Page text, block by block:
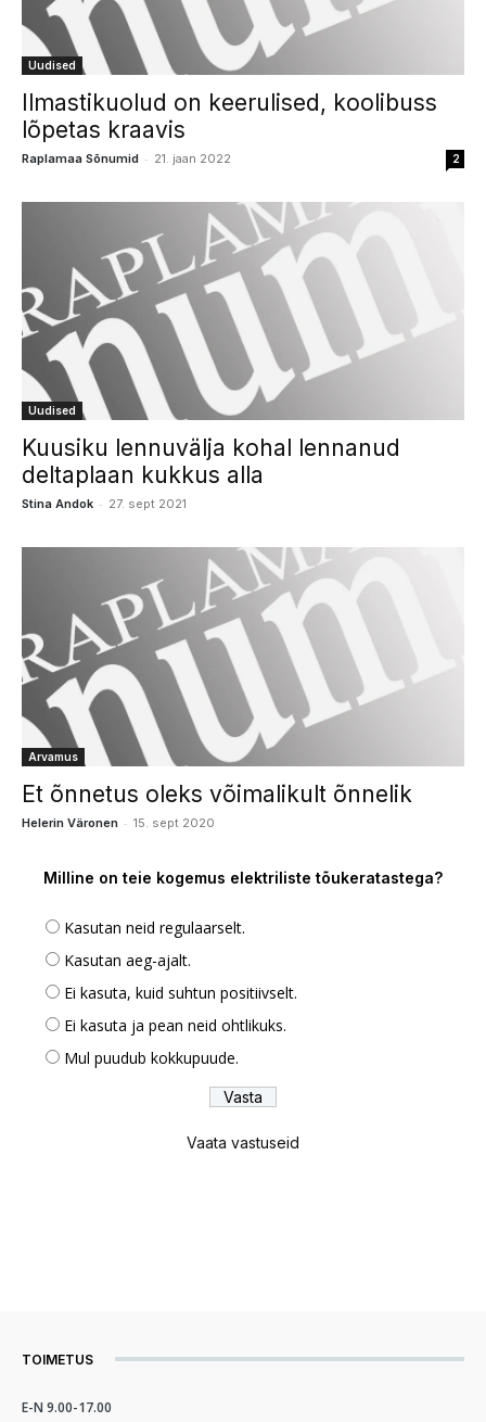
Uudised
Ilmastikuolud on keerulised, koolibuss
lõpetas kraavis
Raplamaa Sõnumid - 21. jaan 2022 2
Uudised
Kuusiku lennuvälja kohal lennanud
deltaplaan kukkus alla
Stina Andok - 27. sept 2021
Arvamus
Et õnnetus oleks võimalikult õnnelik
Helerin Väronen - 15. sept 2020
Milline on teie kogemus elektriliste tõukeratastega?
Kasutan neid regulaarselt.
Kasutan aeg-ajalt.
Ei kasuta, kuid suhtun positiivselt.
Ei kasuta ja pean neid ohtlikuks.
Mul puudub kokkupuude.
Vaata vastuseid
TOIMETUS
E-N 9.00-17.00